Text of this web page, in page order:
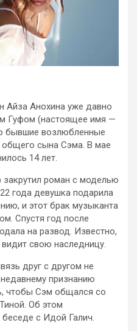
Айза Анохина уже давно
Гуфом (настоящее имя —
бывшие возлюбленные
сына Сэма. В мае
14 лет.
роман с моделью
года девушка подарила
и этот брак музыканта
Спустя год после
на развод. Известно,
свою наследницу.
друг с другом не
признанию
чтобы Сэм общался со
Об этом
беседе с Идой Галич.